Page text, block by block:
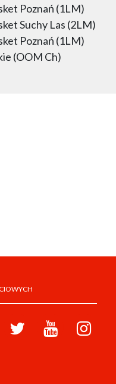
Poznań (1LM)
Suchy Las (2LM)
Poznań (1LM)
(OOM Ch)